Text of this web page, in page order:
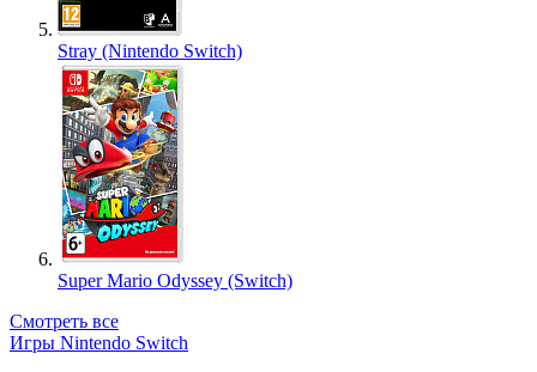
Stray (Nintendo Switch)
Super Mario Odyssey (Switch)
Смотреть все
Игры Nintendo Switch